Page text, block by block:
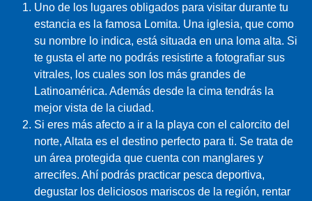
Uno de los lugares obligados para visitar durante tu
estancia es la famosa Lomita. Una iglesia, que como
su nombre lo indica, está situada en una loma alta. Si
te gusta el arte no podrás resistirte a fotografiar sus
vitrales, los cuales son los más grandes de
Latinoamérica. Además desde la cima tendrás la
mejor vista de la ciudad.
Si eres más afecto a ir a la playa con el calorcito del
norte, Altata es el destino perfecto para ti. Se trata de
un área protegida que cuenta con manglares y
arrecifes. Ahí podrás practicar pesca deportiva,
degustar los deliciosos mariscos de la región, rentar